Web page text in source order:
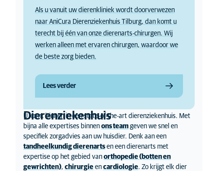
Als u vanuit uw dierenkliniek wordt doorverwezen
naar AniCura Dierenziekenhuis Tilburg, dan komt u
terecht bij één van onze dierenarts-chirurgen. Wij
werken alleen met ervaren chirurgen, waardoor we
de beste zorg bieden.
Lees verder
Dierenziekenhuis
U komt binnen in een state-of-the-art dierenziekenhuis. Met
bijna alle expertises binnen ons team geven we snel en
specifiek zorgadvies aan uw huisdier. Denk aan een
tandheelkundig dierenartsen een dierenarts met
expertise op het gebied van orthopedie (botten en
gewrichten), chirurgie en cardiologie. Zo krijgt elk dier